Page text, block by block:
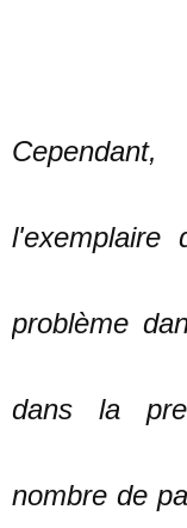
problème
dans la
nombre de